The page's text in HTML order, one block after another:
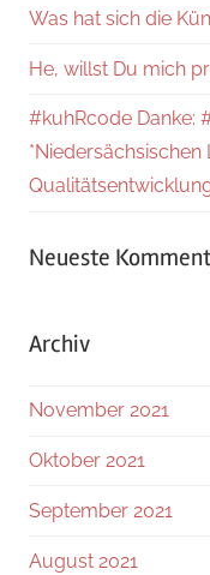
Was hat sich die
He, willst Du mich
#kuhRcode Danke:
Neueste
Archiv
November 2021
Oktober 2021
September 2021
August 2021